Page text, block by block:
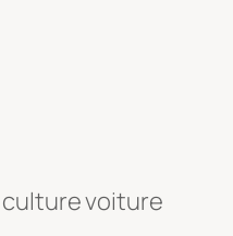
culture voiture